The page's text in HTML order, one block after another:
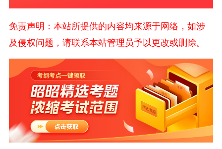
免责声明：本站所提供的内容均来源于网络，如涉
及侵权问题，请联系本站管理员予以更改或删除。